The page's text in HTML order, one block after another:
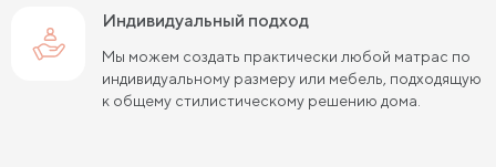
Индивидуальный подход
Мы можем создать практически любой матрас по
индивидуальному размеру или мебель, подходящую
к общему стилистическому решению дома.